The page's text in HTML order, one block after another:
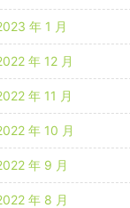
年 1 月
年 12 月
年 11 月
年 10 月
年 9 月
年 8 月